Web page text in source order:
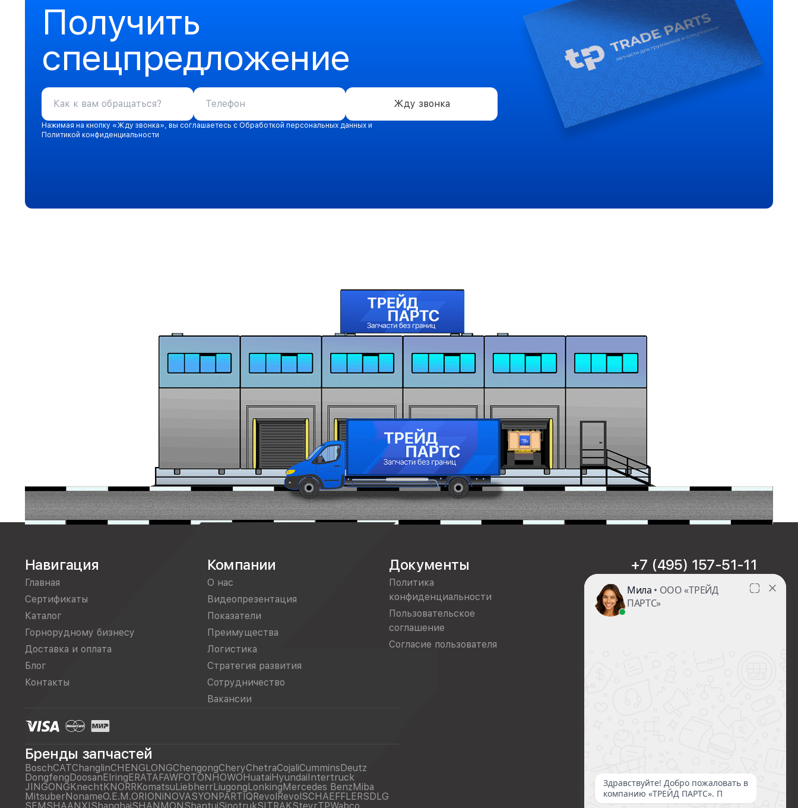
Получить
спецпредложение
Жду звонка
Нажимая на кнопку «Жду звонка», вы соглашаетесь с Обработкой персональных данных и
Политикой конфиденциальности
Навигация
Главная
Сертификаты
Каталог
Горнорудному бизнесу
Доставка и оплата
Блог
Контакты
Компании
О нас
Видеопрезентация
Показатели
Преимущества
Логистика
Стратегия развития
Сотрудничество
Вакансии
Документы
Политика
конфиденциальности
Пользовательское
соглашение
Согласие пользователя
+7 (495) 157-51-11
sales@trade-part.ru
Бренды запчастей
BoschCATChanglinCHENGLONGChengongCheryChetraCojaliCumminsDeutz
DongfengDoosanElringERATAFAWFOTONHOWOHuataiHyundaiIntertruck
JINGONGKnechtKNORRKomatsuLiebherrLiugongLonkingMercedes BenzMiba
MitsuberNonameO.E.M.ORIONiNOVASYONPARTIQRevolRevolSCHAEFFLERSDLG